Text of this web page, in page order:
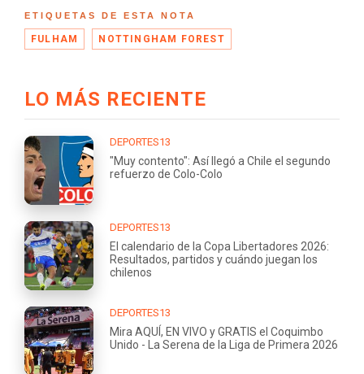
ETIQUETAS DE ESTA NOTA
FULHAM NOTTINGHAM FOREST
LO MÁS RECIENTE
DEPORTES13
"Muy contento": Así llegó a Chile el segundo
refuerzo de Colo-Colo
DEPORTES13
El calendario de la Copa Libertadores 2026:
Resultados, partidos y cuándo juegan los
chilenos
DEPORTES13
Mira AQUÍ, EN VIVO y GRATIS el Coquimbo
Unido - La Serena de la Liga de Primera 2026